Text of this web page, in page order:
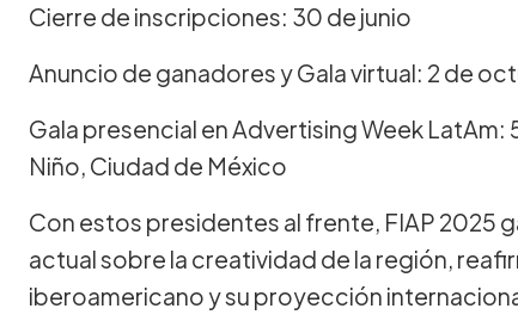
Cierre de inscripciones: 30 de junio
Anuncio de ganadores y Gala virtual: 2 de
Gala presencial en Advertising Week
Niño, Ciudad de México
Con estos presidentes al frente, FIAP 2025
actual sobre la creatividad de la región,
iberoamericano y su proyección